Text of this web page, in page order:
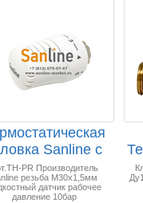
Sanline с
д...
PR Производитель
резьба М30х1,5мм
датчик рабочее
давление 10бар